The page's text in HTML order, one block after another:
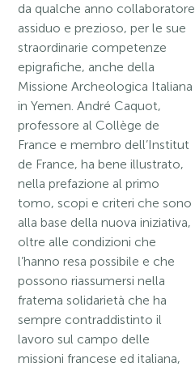
da qualche anno collaboratore
assiduo e prezioso, per le sue
straordinarie competenze
epigrafiche, anche della
Missione Archeologica Italiana
in Yemen. André Caquot,
professore al Collège de
France e membro dell’Institut
de France, ha bene illustrato,
nella prefazione al primo
tomo, scopi e criteri che sono
alla base della nuova iniziativa,
oltre alle condizioni che
l’hanno resa possibile e che
possono riassumersi nella
fratema solidarietà che ha
sempre contraddistinto il
lavoro sul campo delle
missioni francese ed italiana,